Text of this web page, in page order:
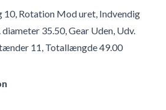
10, Rotation Mod uret, Indvendig
35.50, Gear Uden, Udv.
11, Totallængde 49.00